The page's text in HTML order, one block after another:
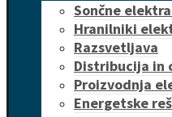
Sončne
Hranilniki
Razsvetljava
Distribucija in
Proizvodnja
Energetske